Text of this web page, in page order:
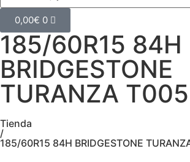
0,00€ 0
185/60R15 84H
BRIDGESTONE
TURANZA T005
Tienda
/
185/60R15 84H BRIDGESTONE